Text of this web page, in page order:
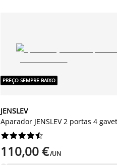
PREÇO SEMPRE BAIXO
JENSLEV
Aparador JENSLEV 2 portas 4






110,00 €/UN